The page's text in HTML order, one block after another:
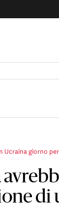
Ucraina giorno
di